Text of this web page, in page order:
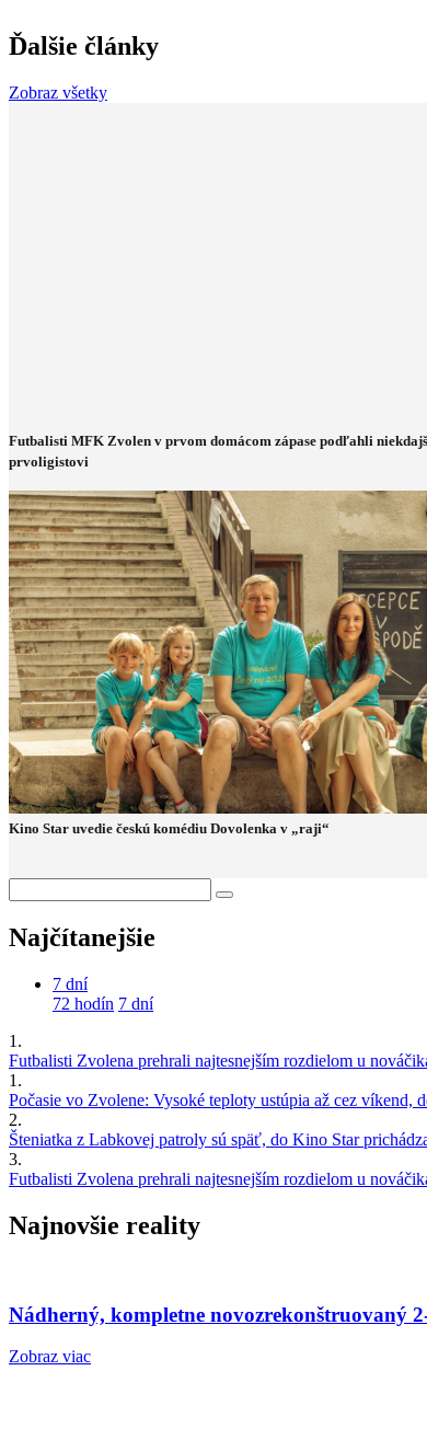
Ďalšie články
Zobraz všetky
Futbalisti MFK Zvolen v prvom domácom zápase podľahli
prvoligistovi
Kino Star uvedie českú komédiu Dovolenka v „raji“
Najčítanejšie
7 dní
72 hodín 7 dní
1.
Futbalisti Zvolena prehrali najtesnejším rozdielom u
1.
Počasie vo Zvolene: Vysoké teploty ustúpia až cez víkend,
2.
Šteniatka z Labkovej patroly sú späť, do Kino Star
3.
Futbalisti Zvolena prehrali najtesnejším rozdielom u
Najnovšie reality
Nádherný, kompletne novozrekonštruovaný
Zobraz viac